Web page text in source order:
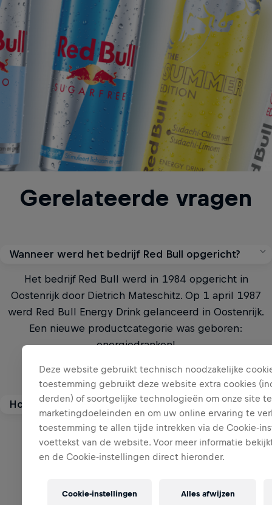
Gerelateerde vragen
Wanneer werd het bedrijf Red Bull opgericht?
Het bedrijf Red Bull werd in 1984 opgericht in
Oostenrijk door Dietrich Mateschitz. Op 1 april 1987
werd Red Bull Energy Drink gelanceerd in Oostenrijk.
Een nieuwe productcategorie was geboren:
energiedranken!
Bekijk het volledige antwoord
Hoeveel werknemers telt Red Bull?
Eind 2025 had Red Bull 21.924 medewerkers, een
stijging ten opzichte van de 19.973 medewerkers eind
2024.
Bekijk het volledige antwoord
Deze website gebruikt technisch noodzakelijke
toestemming gebruikt deze website extra cookies
derden) of soortgelijke technologieën om onze site
marketingdoeleinden en om uw online ervaring te
toestemming te allen tijde intrekken via de Cookie-
voettekst van de website. Voor meer informatie
en de Cookie-instellingen direct hieronder.
Cookie-instellingen Alles afwijzen